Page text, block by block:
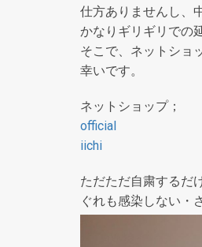
仕方ありませんし、
かなりギリギリでの
そこで、ネットショ
幸いです。
ネットショップ；
official
iichi
ただただ自粛するだ
ぐれも感染しない・